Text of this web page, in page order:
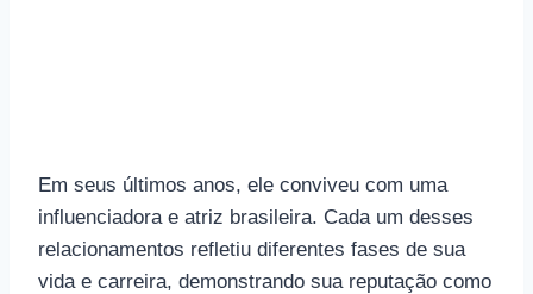
Em seus últimos anos, ele conviveu com uma
influenciadora e atriz brasileira. Cada um desses
relacionamentos refletiu diferentes fases de sua
vida e carreira, demonstrando sua reputação como